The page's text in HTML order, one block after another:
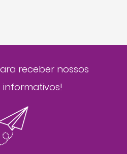
receber nossos
informativos!